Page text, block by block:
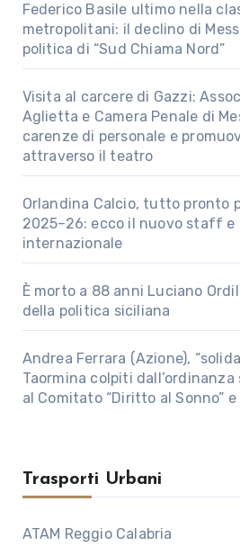
Federico Basile ultimo nella
metropolitani: il declino di
politica di “Sud Chiama Nord”
Visita al carcere di Gazzi:
Aglietta e Camera Penale di
carenze di personale e
attraverso il teatro
Orlandina Calcio, tutto pronto
2025–26: ecco il nuovo staff e
internazionale
È morto a 88 anni Luciano
della politica siciliana
Andrea Ferrara (Azione),
Taormina colpiti
al Comitato “Diritto al Sonno” e
Trasporti Urbani
ATAM Reggio Calabria